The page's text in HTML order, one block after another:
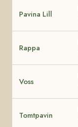
Pavina Lill
Rappa
Voss
Tomtpavin